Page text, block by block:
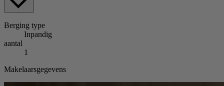
Berging type
Inpandig
aantal
1
Makelaarsgegevens